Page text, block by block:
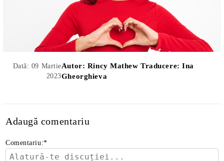
Dată: 09 Martie
2023
Autor: Rincy Mathew Traducere: Ina
Gheorghieva
Adaugă comentariu
Comentariu:*